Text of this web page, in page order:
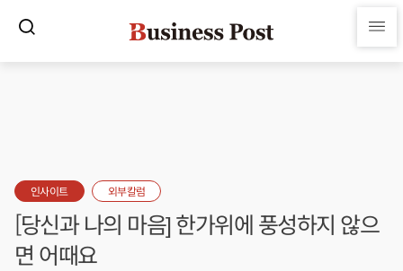
인사이트 외부칼럼
[당신과 나의 마음] 한가위에 풍성하지 않으
면 어때요